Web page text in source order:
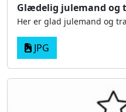
Glædelig julemand
Her er glad julemand og
JPG